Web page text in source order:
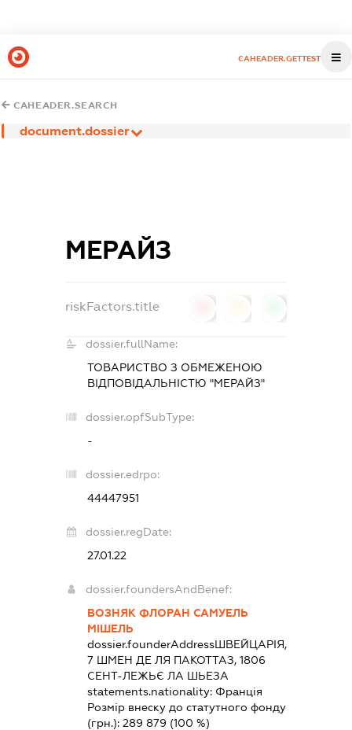
CAHEADER.GETTEST
CAHEADER.SEARCH
document.dossier
МЕРАЙЗ
riskFactors.title
dossier.fullName:
ТОВАРИСТВО З ОБМЕЖЕНОЮ
ВІДПОВІДАЛЬНІСТЮ "МЕРАЙЗ"
dossier.opfSubType:
-
dossier.edrpo:
44447951
dossier.regDate:
27.01.22
dossier.foundersAndBenef:
ВОЗНЯК ФЛОРАН САМУЕЛЬ
МІШЕЛЬ
dossier.founderAddressШВЕЙЦАРІЯ,
7 ШМЕН ДЕ ЛЯ ПАКОТТАЗ, 1806
СЕНТ-ЛЕЖЬЄ ЛА ШЬЕЗА
statements.nationality: Франція
Розмір внеску до статутного фонду
(грн.): 289 879 (100 %)